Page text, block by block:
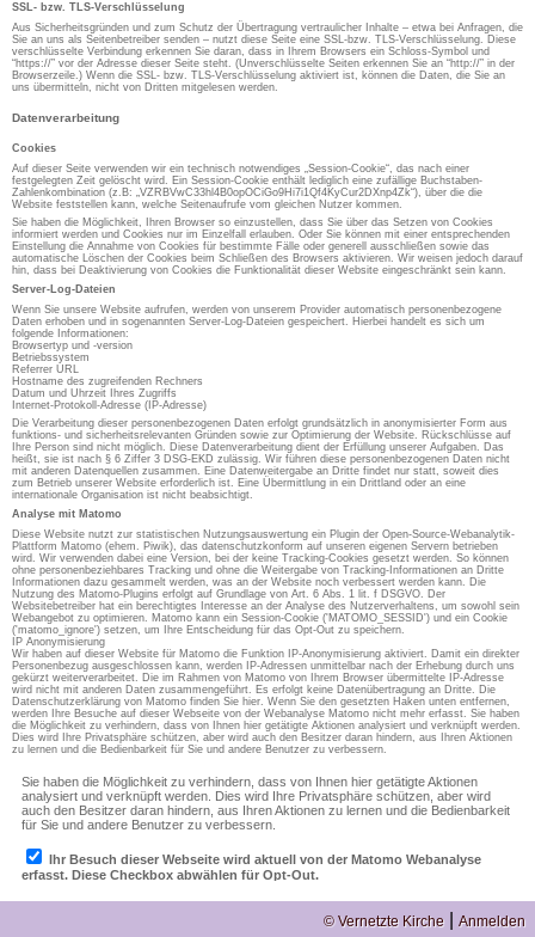
SSL- bzw. TLS-Verschlüsselung
Aus Sicherheitsgründen und zum Schutz der Übertragung vertraulicher Inhalte – etwa bei Anfragen, die
Sie an uns als Seitenbetreiber senden – nutzt diese Seite eine SSL-bzw. TLS-Verschlüsselung. Diese
verschlüsselte Verbindung erkennen Sie daran, dass in Ihrem Browsers ein Schloss-Symbol und
“https://” vor der Adresse dieser Seite steht. (Unverschlüsselte Seiten erkennen Sie an “http://” in der
Browserzeile.) Wenn die SSL- bzw. TLS-Verschlüsselung aktiviert ist, können die Daten, die Sie an
uns übermitteln, nicht von Dritten mitgelesen werden.
Datenverarbeitung
Cookies
Auf dieser Seite verwenden wir ein technisch notwendiges „Session-Cookie“, das nach einer
festgelegten Zeit gelöscht wird. Ein Session-Cookie enthält lediglich eine zufällige Buchstaben-
Zahlenkombination (z.B: „VZRBVwC33hl4B0opOCiGo9Hi7i1Qf4KyCur2DXnp4Zk“), über die die
Website feststellen kann, welche Seitenaufrufe vom gleichen Nutzer kommen.
Sie haben die Möglichkeit, Ihren Browser so einzustellen, dass Sie über das Setzen von Cookies
informiert werden und Cookies nur im Einzelfall erlauben. Oder Sie können mit einer entsprechenden
Einstellung die Annahme von Cookies für bestimmte Fälle oder generell ausschließen sowie das
automatische Löschen der Cookies beim Schließen des Browsers aktivieren. Wir weisen jedoch darauf
hin, dass bei Deaktivierung von Cookies die Funktionalität dieser Website eingeschränkt sein kann.
Server-Log-Dateien
Wenn Sie unsere Website aufrufen, werden von unserem Provider automatisch personenbezogene
Daten erhoben und in sogenannten Server-Log-Dateien gespeichert. Hierbei handelt es sich um
folgende Informationen:
Browsertyp und -version
Betriebssystem
Referrer URL
Hostname des zugreifenden Rechners
Datum und Uhrzeit Ihres Zugriffs
Internet-Protokoll-Adresse (IP-Adresse)
Die Verarbeitung dieser personenbezogenen Daten erfolgt grundsätzlich in anonymisierter Form aus
funktions- und sicherheitsrelevanten Gründen sowie zur Optimierung der Website. Rückschlüsse auf
Ihre Person sind nicht möglich. Diese Datenverarbeitung dient der Erfüllung unserer Aufgaben. Das
heißt, sie ist nach § 6 Ziffer 3 DSG-EKD zulässig. Wir führen diese personenbezogenen Daten nicht
mit anderen Datenquellen zusammen. Eine Datenweitergabe an Dritte findet nur statt, soweit dies
zum Betrieb unserer Website erforderlich ist. Eine Übermittlung in ein Drittland oder an eine
internationale Organisation ist nicht beabsichtigt.
Analyse mit Matomo
Diese Website nutzt zur statistischen Nutzungsauswertung ein Plugin der Open-Source-Webanalytik-
Plattform Matomo (ehem. Piwik), das datenschutzkonform auf unseren eigenen Servern betrieben
wird. Wir verwenden dabei eine Version, bei der keine Tracking-Cookies gesetzt werden. So können
ohne personenbeziehbares Tracking und ohne die Weitergabe von Tracking-Informationen an Dritte
Informationen dazu gesammelt werden, was an der Website noch verbessert werden kann. Die
Nutzung des Matomo-Plugins erfolgt auf Grundlage von Art. 6 Abs. 1 lit. f DSGVO. Der
Websitebetreiber hat ein berechtigtes Interesse an der Analyse des Nutzerverhaltens, um sowohl sein
Webangebot zu optimieren. Matomo kann ein Session-Cookie ('MATOMO_SESSID') und ein Cookie
('matomo_ignore') setzen, um Ihre Entscheidung für das Opt-Out zu speichern.
IP Anonymisierung
Wir haben auf dieser Website für Matomo die Funktion IP-Anonymisierung aktiviert. Damit ein direkter
Personenbezug ausgeschlossen kann, werden IP-Adressen unmittelbar nach der Erhebung durch uns
gekürzt weiterverarbeitet. Die im Rahmen von Matomo von Ihrem Browser übermittelte IP-Adresse
wird nicht mit anderen Daten zusammengeführt. Es erfolgt keine Datenübertragung an Dritte. Die
Datenschutzerklärung von Matomo finden Sie hier. Wenn Sie den gesetzten Haken unten entfernen,
werden Ihre Besuche auf dieser Webseite von der Webanalyse Matomo nicht mehr erfasst. Sie haben
die Möglichkeit zu verhindern, dass von Ihnen hier getätigte Aktionen analysiert und verknüpft werden.
Dies wird Ihre Privatsphäre schützen, aber wird auch den Besitzer daran hindern, aus Ihren Aktionen
zu lernen und die Bedienbarkeit für Sie und andere Benutzer zu verbessern.
© Vernetzte Kirche Anmelden